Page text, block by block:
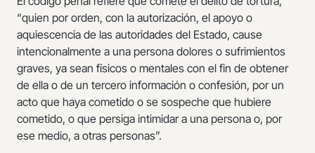
“quien por orden, con la autorización, el apoyo o
aquiescencia de las autoridades del Estado, cause
intencionalmente a una persona dolores o sufrimientos
graves, ya sean físicos o mentales con el fin de obtener
de ella o de un tercero información o confesión, por un
acto que haya cometido o se sospeche que hubiere
cometido, o que persiga intimidar a una persona o, por
ese medio, a otras personas”.